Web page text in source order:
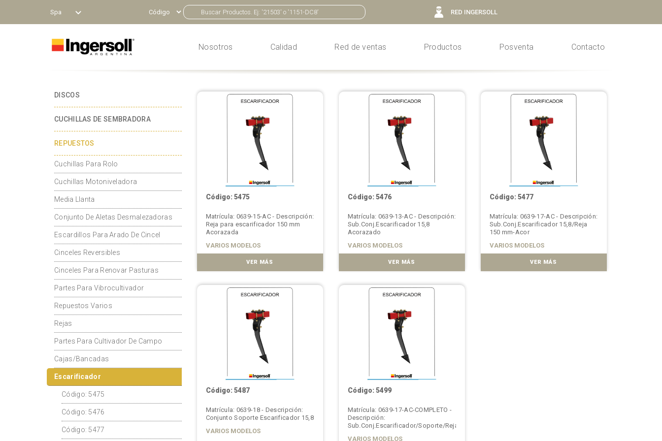
Spa RED INGERSOLL
Nosotros Calidad Red de ventas Productos Posventa Contacto
DISCOS
CUCHILLAS DE SEMBRADORA
REPUESTOS
Cuchillas Para Rolo
Cuchillas Motoniveladora
Media Llanta
Conjunto De Aletas Desmalezadoras
Escardillos Para Arado De Cincel
Cinceles Reversibles
Cinceles Para Renovar Pasturas
Partes Para Vibrocultivador
Repuestos Varios
Rejas
Partes Para Cultivador De Campo
Cajas/Bancadas
Escarificador
Código: 5475
Código: 5476
Código: 5477
Código: 5475
Matrícula: 0639-15-AC - Descripción:
Reja para escarificador 150 mm
Acorazada
VARIOS MODELOS
VER MÁS
Código: 5476
Matrícula: 0639-13-AC - Descripción:
Sub.Conj.Escarificador 15,8
Acorazado
VARIOS MODELOS
VER MÁS
Código: 5477
Matrícula: 0639-17-AC - Descripción:
Sub.Conj.Escarificador 15,8/Reja
150 mm-Acor
VARIOS MODELOS
VER MÁS
Código: 5487
Matrícula: 0639-18 - Descripción:
Conjunto Soporte Escarificador 15,8
VARIOS MODELOS
Código: 5499
Matrícula: 0639-17-AC-COMPLETO -
Descripción:
Sub.Conj.Escarificador/Soporte/Reja
VARIOS MODELOS